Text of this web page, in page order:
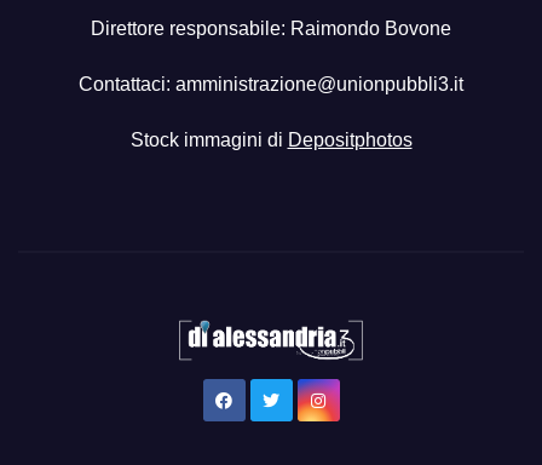
Direttore responsabile: Raimondo Bovone
Contattaci: amministrazione@unionpubbli3.it
Stock immagini di Depositphotos